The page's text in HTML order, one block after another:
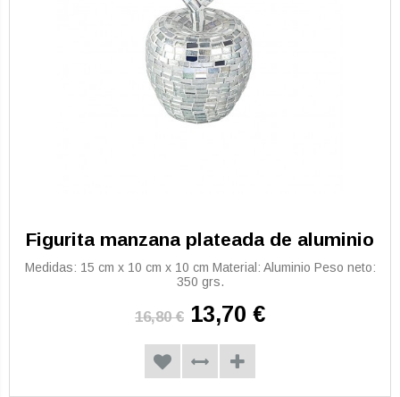
Figurita manzana plateada de aluminio
Medidas: 15 cm x 10 cm x 10 cm Material: Aluminio Peso neto:
350 grs.
16,80 € 13,70 €